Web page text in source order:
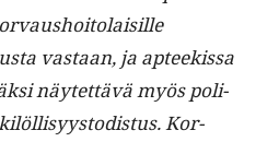
vas­taan, ja apteekissa
näytet­tävä myös poli­
Kor­